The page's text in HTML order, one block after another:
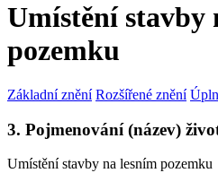
Umístění stavby
pozemku
Základní znění Rozšířené znění
3. Pojmenování (název)
Umístění stavby na lesním pozemku